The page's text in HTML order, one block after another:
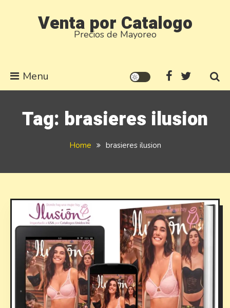
Venta por Catalogo
Precios de Mayoreo
Menu
Tag: brasieres ilusion
Home brasieres ilusion